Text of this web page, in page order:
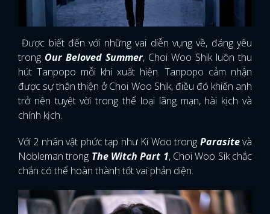
Được biết đến với những vai diễn vụng về, đáng yêu
trong Our Beloved Summer, Choi Woo Shik luôn thu
hút Tanpopo mỗi khi xuất hiện. Tanpopo cảm nhận
được sự thân thiện ở Choi Woo Shik, điều đó khiến anh
trở nên tuyệt vời trong thể loại lãng mạn, hài kịch và
chính kịch.
Với 2 nhân vật phức tạp như Ki Woo trong Parasitevà
Nobleman trong The Witch Part 1, Choi Woo Sik chắc
chắn có thể hoàn thành tốt vai phản diện.